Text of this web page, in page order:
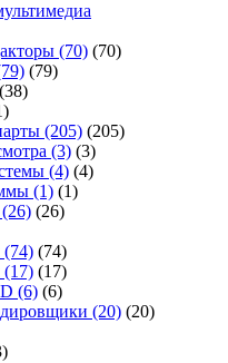
(70) (70)
(79)
(38)
(205) (205)
(3) (3)
(4) (4)
(1) (1)
(26) (26)
(74) (74)
(17) (17)
(6) (6)
(20) (20)